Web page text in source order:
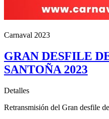
Carnaval 2023
GRAN DESFILE
SANTOÑA 2023
Detalles
Retransmisión del Gran desfile